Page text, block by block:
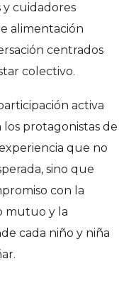
y cuidadores
alimentación
centrados
colectivo.
activa
protagonistas de
que no
sino que
con la
mutuo y la
cada niño y niña